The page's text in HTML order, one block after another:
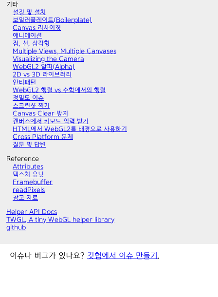
기타
설정 및 설치
보일러플레이트(Boilerplate)
Canvas 리사이징
애니메이션
점, 선, 삼각형
Multiple Views, Multiple Canvases
Visualizing the Camera
WebGL2 알파(Alpha)
2D vs 3D 라이브러리
안티패턴
WebGL2 행렬 vs 수학에서의 행렬
정밀도 이슈
스크린샷 찍기
Canvas Clear 방지
캔버스에서 키보드 입력 받기
HTML에서 WebGL2를 배경으로 사용하기
Cross Platform 문제
질문 및 답변
Reference
Attributes
텍스처 유닛
Framebuffer
readPixels
참고 자료
Helper API Docs
TWGL, A tiny WebGL helper library
github
이슈나 버그가 있나요? 깃헙에서 이슈 만들기 .